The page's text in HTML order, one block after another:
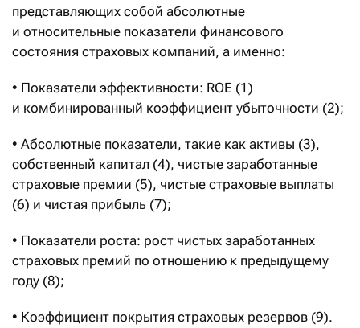
представляющих собой абсолютные
и относительные показатели финансового
состояния страховых компаний, а именно:
• Показатели эффективности: ROE (1)
и комбинированный коэффициент убыточности (2);
• Абсолютные показатели, такие как активы (3),
собственный капитал (4), чистые заработанные
страховые премии (5), чистые страховые выплаты
(6) и чистая прибыль (7);
• Показатели роста: рост чистых заработанных
страховых премий по отношению к предыдущему
году (8);
• Коэффициент покрытия страховых резервов (9).